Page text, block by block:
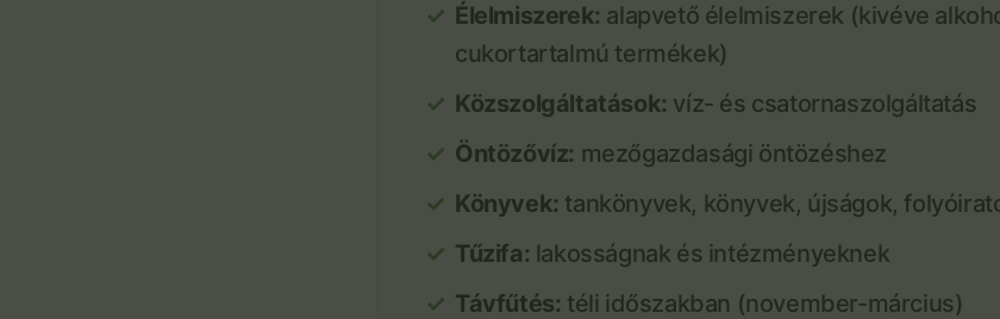
Élelmiszerek: alapvető élelmiszerek (kivéve
cukortartalmú termékek)
Közszolgáltatások: víz- és csatornaszolgáltatás
Öntözővíz: mezőgazdasági öntözéshez
Könyvek: tankönyvek, könyvek, újságok,
Tűzifa: lakosságnak és intézményeknek
Távfűtés: téli időszakban (november-március)